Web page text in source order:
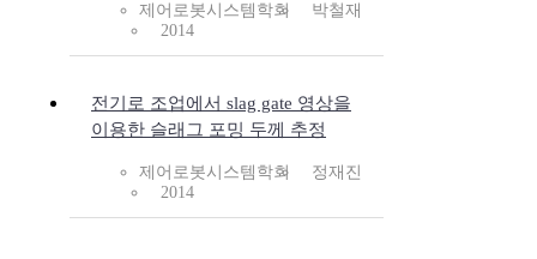
제어로봇시스템학회
박철재
2014
전기로 조업에서 slag gate 영상을
이용한 슬래그 포밍 두께 추정
제어로봇시스템학회
정재진
2014